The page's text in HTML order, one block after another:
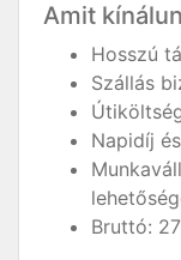
Amit
Hosszú
Szállás
Napidíj
Bruttó: